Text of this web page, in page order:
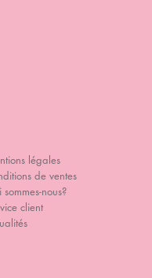
légales
de ventes
nous?
client